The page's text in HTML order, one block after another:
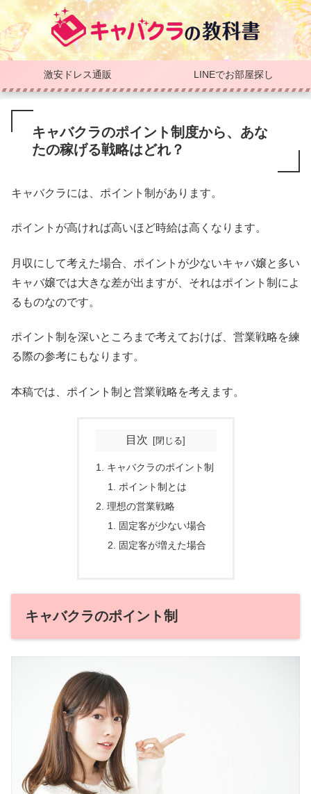
激安ドレス通販 LINEでお部屋探し
キャバクラのポイント制度から、あな
たの稼げる戦略はどれ？
キャバクラには、ポイント制があります。
ポイントが高ければ高いほど時給は高くなります。
月収にして考えた場合、ポイントが少ないキャバ嬢と多い
キャバ嬢では大きな差が出ますが、それはポイント制によ
るものなのです。
ポイント制を深いところまで考えておけば、営業戦略を練
る際の参考にもなります。
本稿では、ポイント制と営業戦略を考えます。
目次
キャバクラのポイント制
ポイント制とは
理想の営業戦略
固定客が少ない場合
固定客が増えた場合
キャバクラのポイント制